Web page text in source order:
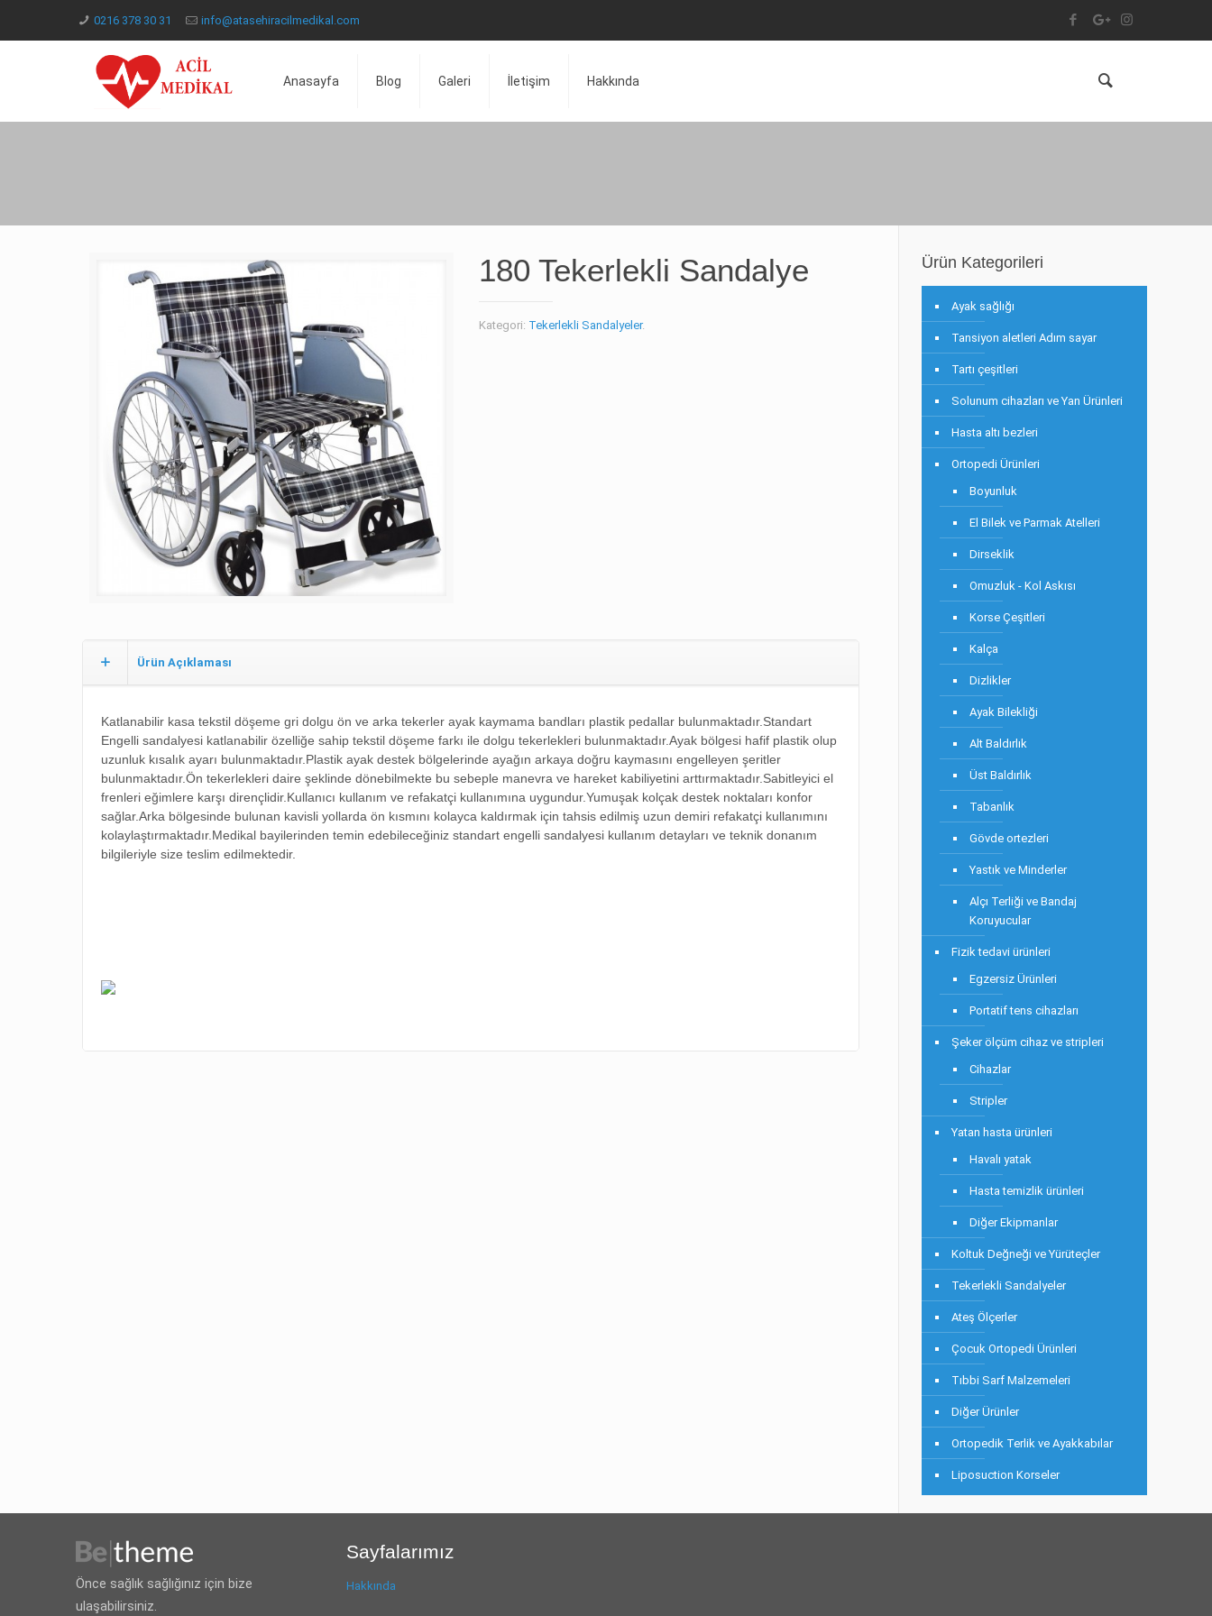
0216 378 30 31 info@atasehiracilmedikal.com
Anasayfa Blog Galeri İletişim Hakkında
180 Tekerlekli Sandalye
Kategori: Tekerlekli Sandalyeler.
Ürün Açıklaması
Katlanabilir kasa tekstil döşeme gri dolgu ön ve arka tekerler ayak kaymama bandları plastik pedallar bulunmaktadır.Standart
Engelli sandalyesi katlanabilir özelliğe sahip tekstil döşeme farkı ile dolgu tekerlekleri bulunmaktadır.Ayak bölgesi hafif plastik olup
uzunluk kısalık ayarı bulunmaktadır.Plastik ayak destek bölgelerinde ayağın arkaya doğru kaymasını engelleyen şeritler
bulunmaktadır.Ön tekerlekleri daire şeklinde dönebilmekte bu sebeple manevra ve hareket kabiliyetini arttırmaktadır.Sabitleyici el
frenleri eğimlere karşı dirençlidir.Kullanıcı kullanım ve refakatçi kullanımına uygundur.Yumuşak kolçak destek noktaları konfor
sağlar.Arka bölgesinde bulunan kavisli yollarda ön kısmını kolayca kaldırmak için tahsis edilmiş uzun demiri refakatçi kullanımını
kolaylaştırmaktadır.Medikal bayilerinden temin edebileceğiniz standart engelli sandalyesi kullanım detayları ve teknik donanım
bilgileriyle size teslim edilmektedir.
Ürün Kategorileri
Ayak sağlığı
Tansiyon aletleri Adım sayar
Tartı çeşitleri
Solunum cihazları ve Yan Ürünleri
Hasta altı bezleri
Ortopedi Ürünleri
Boyunluk
El Bilek ve Parmak Atelleri
Dirseklik
Omuzluk - Kol Askısı
Korse Çeşitleri
Kalça
Dizlikler
Ayak Bilekliği
Alt Baldırlık
Üst Baldırlık
Tabanlık
Gövde ortezleri
Yastık ve Minderler
Alçı Terliği ve Bandaj
Koruyucular
Fizik tedavi ürünleri
Egzersiz Ürünleri
Portatif tens cihazları
Şeker ölçüm cihaz ve stripleri
Cihazlar
Stripler
Yatan hasta ürünleri
Havalı yatak
Hasta temizlik ürünleri
Diğer Ekipmanlar
Koltuk Değneği ve Yürüteçler
Tekerlekli Sandalyeler
Ateş Ölçerler
Çocuk Ortopedi Ürünleri
Tıbbi Sarf Malzemeleri
Diğer Ürünler
Ortopedik Terlik ve Ayakkabılar
Liposuction Korseler
Önce sağlık sağlığınız için bize
ulaşabilirsiniz.
Sayfalarımız
Hakkında